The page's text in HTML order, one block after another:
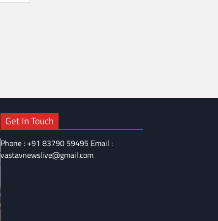
Get In Touch
Phone : +91 83790 59495 Email :
vastavnewslive@gmail.com